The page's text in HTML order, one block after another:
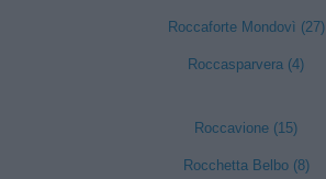
Roccaforte Mondovì (27)
Roccasparvera (4)
Roccavione (15)
Rocchetta Belbo (8)